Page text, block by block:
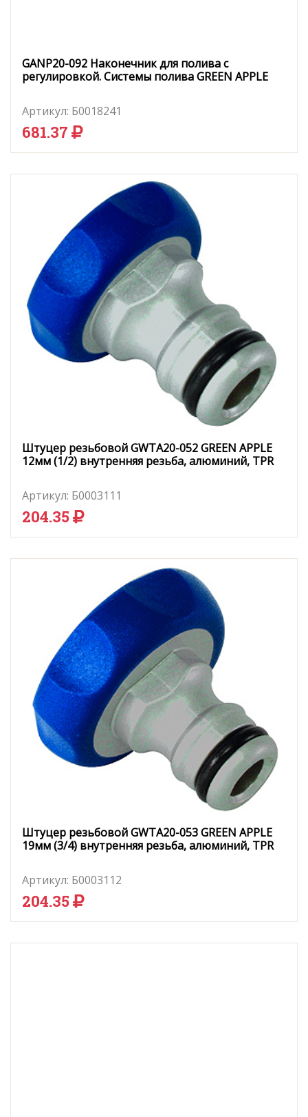
GANP20-092 Наконечник для полива с
регулировкой. Системы полива GREEN APPLE
Артикул: Б0018241
681.37
Штуцер резьбовой GWTA20-052 GREEN APPLE
12мм (1/2) внутренняя резьба, алюминий, TPR
Артикул: Б0003111
204.35
Штуцер резьбовой GWTA20-053 GREEN APPLE
19мм (3/4) внутренняя резьба, алюминий, TPR
Артикул: Б0003112
204.35